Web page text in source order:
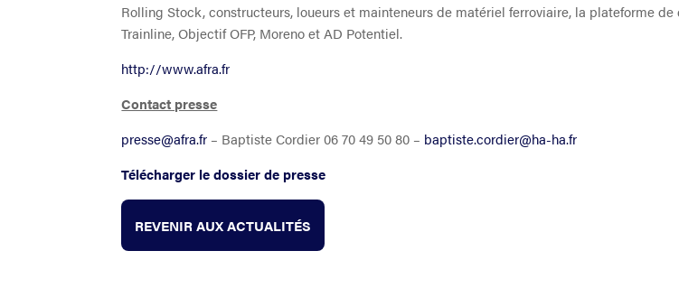
Rolling Stock, constructeurs, loueurs et mainteneurs de matériel ferroviaire, la plateforme
Trainline, Objectif OFP, Moreno et AD Potentiel.
http://www.afra.fr
Contact presse
presse@afra.fr – Baptiste Cordier 06 70 49 50 80 – baptiste.cordier@ha-ha.fr
Télécharger le dossier de presse
REVENIR AUX ACTUALITÉS